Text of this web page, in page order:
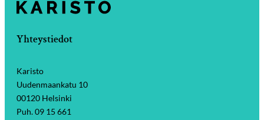
Yhteystiedot
Karisto
Uudenmaankatu 10
00120 Helsinki
Puh. 09 15 661